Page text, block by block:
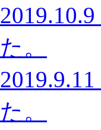
た。
た。